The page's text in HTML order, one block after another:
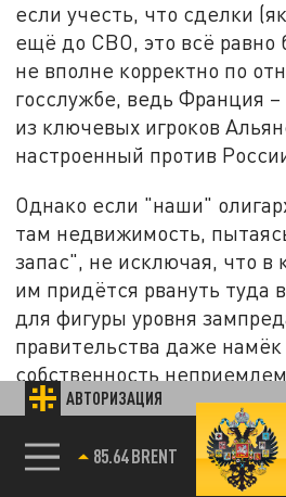
АВТОРИЗАЦИЯ
85.64 BRENT
если учесть, что сделки
ещё до СВО, это всё равно
не вполне корректно по
госслужбе, ведь Франция
из ключевых игроков
настроенный против
Однако если "наши"
там недвижимость,
запас", не исключая, что в
им придётся рвануть туда
для фигуры уровня
правительства даже
собственность
на самом деле, проще
официальным заявлением
скажем, или сам Виктор
ушедший с госслужбы, или